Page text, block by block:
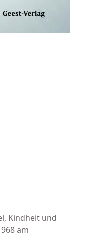
Kindheit und
am